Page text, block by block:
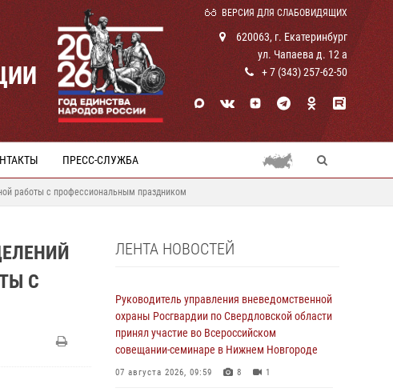
ВЕРСИЯ ДЛЯ СЛАБОВИДЯЩИХ
620063, г. Екатеринбург
ул. Чапаева д. 12 а
+ 7 (343) 257-62-50
ПРЕСС-СЛУЖБА
работы с профессиональным праздником
С
ЛЕНТА НОВОСТЕЙ
Руководитель управления вневедомственной
охраны Росгвардии по Свердловской области
принял участие во Всероссийском
совещании-семинаре в Нижнем Новгороде
07 августа 2026, 09:59 8 1